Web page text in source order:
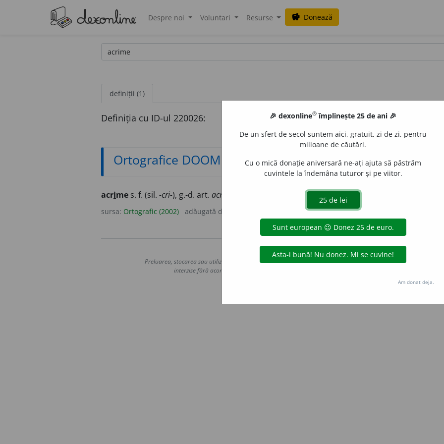
Despre noi Voluntari Resurse savings Donează
definiții (1)
Definiția cu ID-ul 220026:
Ortografice DOOM
acrime s. f. (sil. -cri-), g.-d. art. acr
sursa: Ortografic (2002) adăugată de
Copyright © 2004-2026 dexonline (https://dexonline.ro)
Preluarea, stocarea sau utilizarea datelor de pe acest site, inclusiv prin orice metode de extragere automată
interzise fără acordul nostru prealabil scris, cu excepția seturilor de date oferite oficial spre utilizare
Hosterion
🎉 dexonline® împlinește 25 de ani 🎉
De un sfert de secol suntem aici, gratuit, zi de zi, pentru
milioane de căutări.
Cu o mică donație aniversară ne-ați ajuta să păstrăm
cuvintele la îndemâna tuturor și pe viitor.
Am donat deja.